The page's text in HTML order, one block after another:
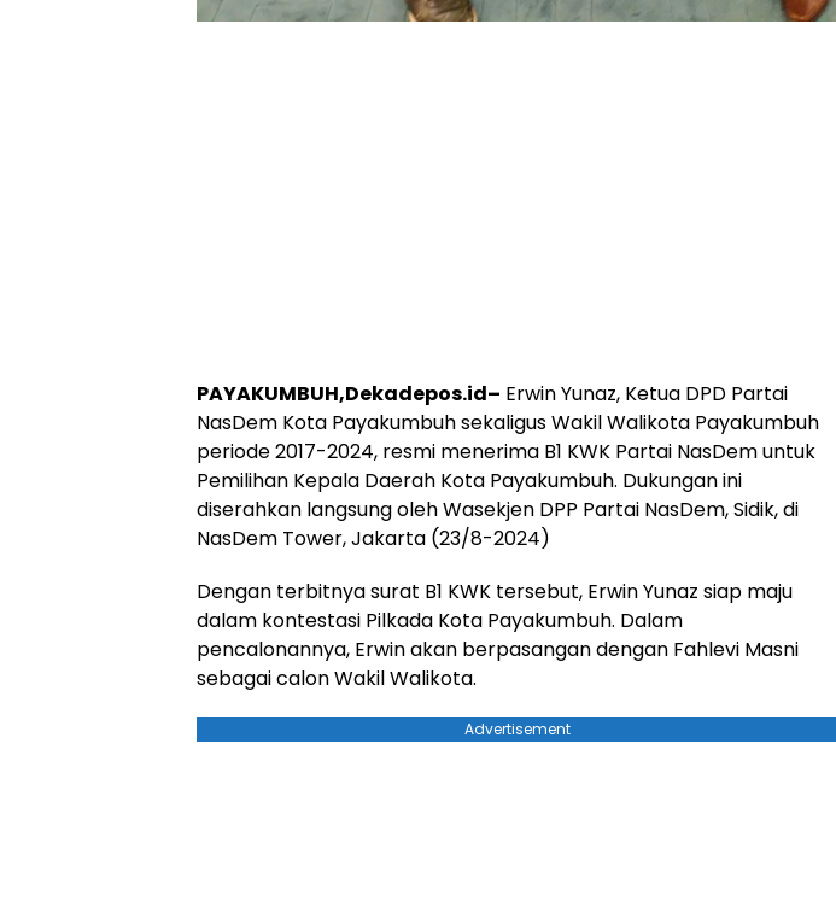
PAYAKUMBUH,Dekadepos.id– Erwin Yunaz, Ketua DPD Partai
NasDem Kota Payakumbuh sekaligus Wakil Walikota Payakumbuh
periode 2017-2024, resmi menerima B1 KWK Partai NasDem untuk
Pemilihan Kepala Daerah Kota Payakumbuh. Dukungan ini
diserahkan langsung oleh Wasekjen DPP Partai NasDem, Sidik, di
NasDem Tower, Jakarta (23/8-2024)
Dengan terbitnya surat B1 KWK tersebut, Erwin Yunaz siap maju
dalam kontestasi Pilkada Kota Payakumbuh. Dalam
pencalonannya, Erwin akan berpasangan dengan Fahlevi Masni
sebagai calon Wakil Walikota.
Advertisement